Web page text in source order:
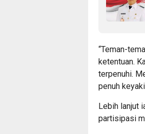
“Teman-
ketentuan.
terpenuhi.
penuh
Lebih lanjut
partisipasi